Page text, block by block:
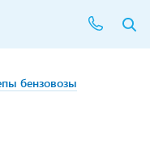
бензовозы